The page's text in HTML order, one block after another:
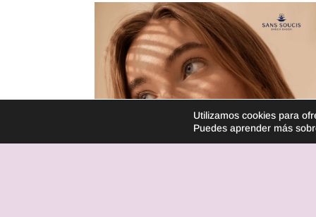
Utilizamos cookies para
Puedes aprender más